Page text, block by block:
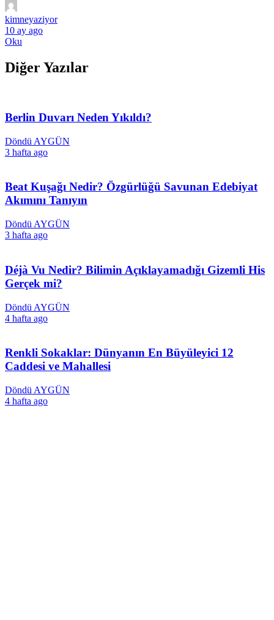
kimneyaziyor
10 ay ago
Oku
Diğer Yazılar
Berlin Duvarı Neden Yıkıldı?
Döndü AYGÜN
3 hafta ago
Beat Kuşağı Nedir? Özgürlüğü Savunan Edebiyat
Akımını Tanıyın
Döndü AYGÜN
3 hafta ago
Déjà Vu Nedir? Bilimin Açıklayamadığı Gizemli His
Gerçek mi?
Döndü AYGÜN
4 hafta ago
Renkli Sokaklar: Dünyanın En Büyüleyici 12
Caddesi ve Mahallesi
Döndü AYGÜN
4 hafta ago